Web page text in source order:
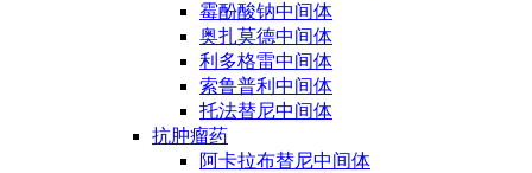
霉酚酸钠中间体
奥扎莫德中间体
利多格雷中间体
索鲁普利中间体
托法替尼中间体
抗肿瘤药
阿卡拉布替尼中间体